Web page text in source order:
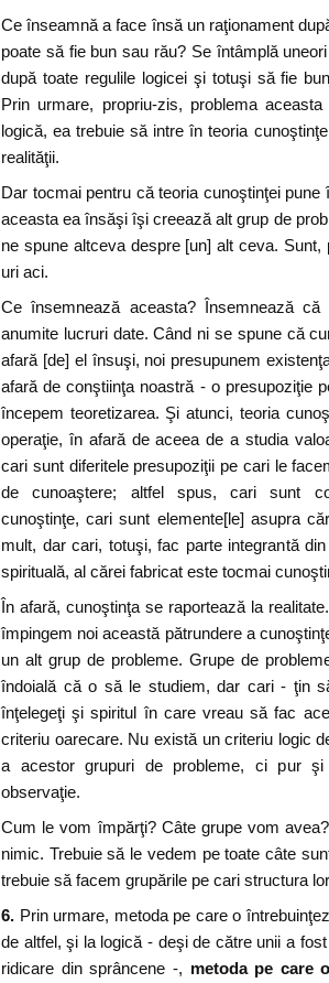
Ce înseamnă a face însă un raţionament
poate să fie bun sau rău? Se întâmplă
după toate regulile logicei şi totuşi să fie
Prin urmare, propriu-zis, problema
logică, ea trebuie să intre în teoria
realităţii.
Dar tocmai pentru că teoria cunoştinţei pune
aceasta ea însăşi îşi creează alt grup de
ne spune altceva despre [un] alt ceva.
uri aci.
Ce însemnează aceasta? Însemnează
anumite lucruri date. Când ni se spune că
afară [de] el însuşi, noi presupunem
afară de conştiinţa noastră - o presupoziţie
începem teoretizarea. Şi atunci, teoria
operaţie, în afară de aceea de a studia
cari sunt diferitele presupoziţii pe cari le
de cunoaştere; altfel spus, cari sunt
cunoştinţe, cari sunt elemente[le] asupra
mult, dar cari, totuşi, fac parte integrantă
spirituală, al cărei fabricat este tocmai
În afară, cunoştinţa se raportează la
împingem noi această pătrundere a
un alt grup de probleme. Grupe de
îndoială că o să le studiem, dar cari - ţin
înţelegeţi şi spiritul în care vreau să fac
criteriu oarecare. Nu există un criteriu logic
a acestor grupuri de probleme, ci pur
observaţie.
Cum le vom împărţi? Câte grupe vom
nimic. Trebuie să le vedem pe toate câte
trebuie să facem grupările pe cari structura
6. Prin urmare, metoda pe care o
de altfel, şi la logică - deşi de către unii a
ridicare din sprâncene -, metoda pe care